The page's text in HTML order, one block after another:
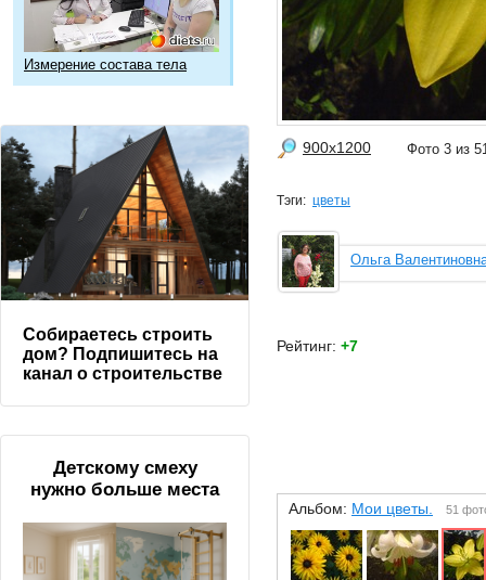
900x1200 Фото 3 из
Тэги: цветы
Ольга
Рейтинг: +7
Альбом: Мои цветы. 51
Измерение состава тела
Собираетесь строить
дом? Подпишитесь на
канал о строительстве
Детскому смеху
нужно больше места